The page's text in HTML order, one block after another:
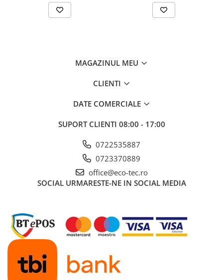
MAGAZINUL MEU
CLIENTI
DATE COMERCIALE
SUPORT CLIENTI 08:00 - 17:00
0722535887
0723370889
office@eco-tec.ro
SOCIAL URMARESTE-NE IN SOCIAL MEDIA